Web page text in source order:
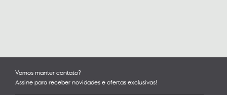
Vamos manter contato?
Assine para receber novidades e ofertas exclusivas!